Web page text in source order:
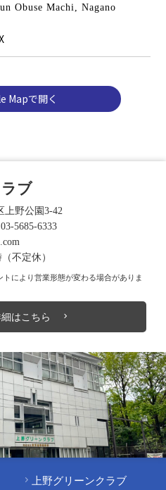
Obuse Machi, Nagano
Mapで開く
ブ
上野公園3-42
5685-6333
不定休）
により営業形態が変わる場合がありま
はこちら
上野グリーンクラブ